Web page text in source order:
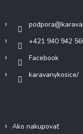
podpora@
+421 940 942
Facebook
karavanykosice/
Ako nakupovať